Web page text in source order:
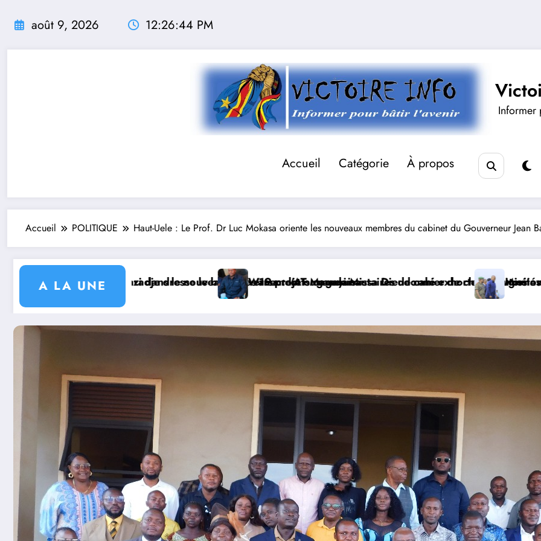
août 9, 2026 12:26:46 PM
Informer
Accueil Catégorie À propos
Accueil POLITIQUE Haut-Uele : Le Prof. Dr Luc Mokasa oriente les nouveaux membres du cabinet du Gouverneur Jean
A LA UNEde cahier de charge signé avec KGM S.A et prépare le deuxième quinquennat
Magayi Missa Dieudonné exhorte les autorités coutumières au recensement et à l’identification de la
Mission sécuritaire et sanitaire : le Gouverneur Jean Bakomito à
Watsa :